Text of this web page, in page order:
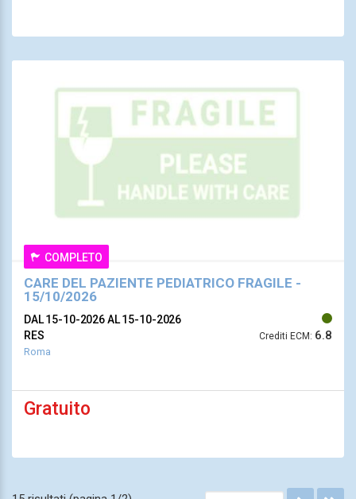
COMPLETO
CARE DEL PAZIENTE PEDIATRICO FRAGILE -
15/10/2026
DAL 15-10-2026AL 15-10-2026
RES
Crediti ECM: 6.8
Roma
Gratuito